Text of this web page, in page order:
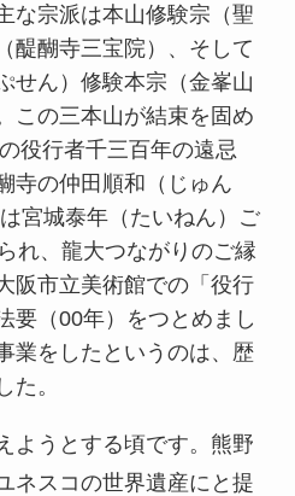
な宗派は本山修験宗（聖
醍醐寺三宝院）、そして
せん）修験本宗（金峯山
この三本山が結束を固め
役行者千三百年の遠忌
寺の仲田順和（じゅん
宮城泰年（たいねん）ご
れ、龍大つながりのご縁
阪市立美術館での「役行
要（00年）をつとめまし
業をしたというのは、歴
た。
ようとする頃です。熊野
ネスコの世界遺産にと提